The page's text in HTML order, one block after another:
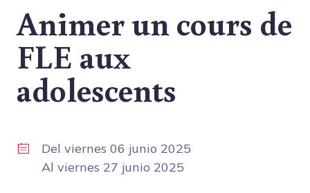
Animer un cours de
FLE aux
adolescents
Del viernes 06 junio 2025
Al viernes 27 junio 2025